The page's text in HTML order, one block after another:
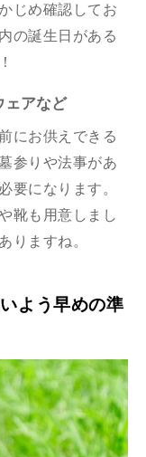
じめ確認してお
の誕生日がある
ェアなど
にお供えできる
参りや法事があ
要になります。
靴も用意しまし
りますね。
よう早めの準